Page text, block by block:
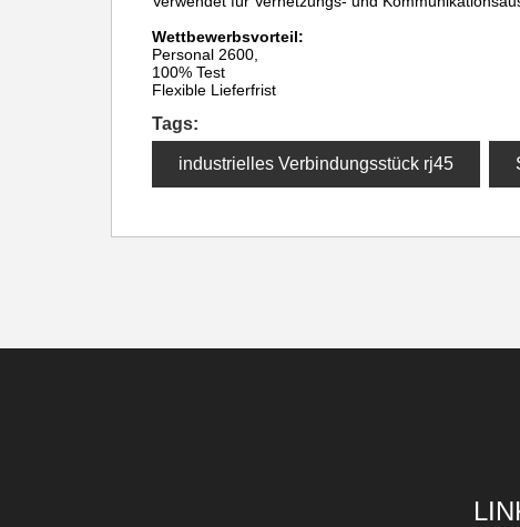
Wettbewerbsvorteil:
Personal 2600,
100% Test
Flexible Lieferfrist
Tags:
industrielles Verbindungsstück rj45